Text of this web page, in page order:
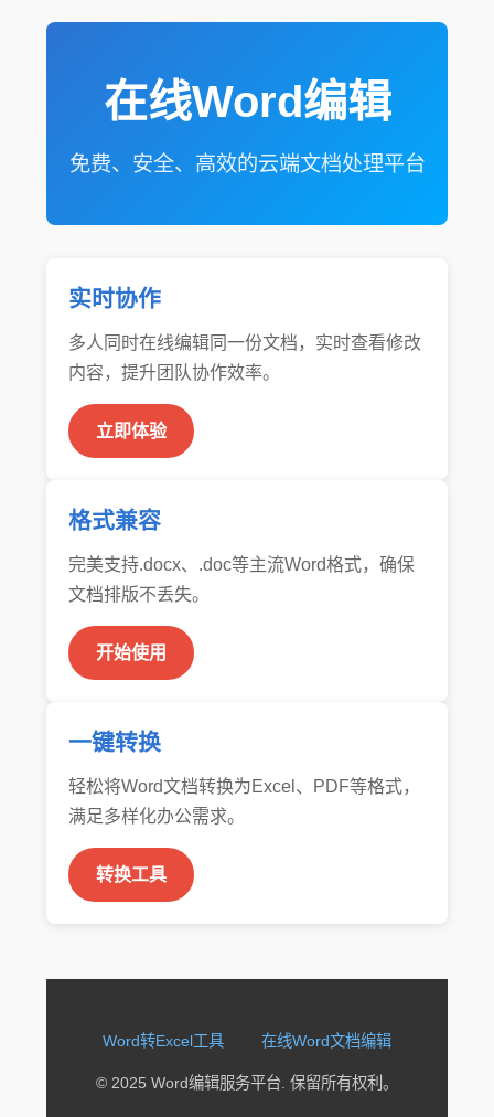
在线Word编辑
免费、安全、高效的云端文档处理平台
实时协作
多人同时在线编辑同一份文档，实时查看修改
内容，提升团队协作效率。
立即体验
格式兼容
完美支持.docx、.doc等主流Word格式，确保
文档排版不丢失。
开始使用
一键转换
轻松将Word文档转换为Excel、PDF等格式，
满足多样化办公需求。
转换工具
Word转Excel工具 在线Word文档编辑
© 2025 Word编辑服务平台. 保留所有权利。